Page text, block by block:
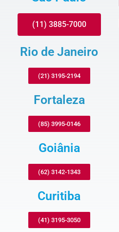
(11) 3885-7000
Rio de Janeiro
(21) 3195-2194
Fortaleza
(85) 3995-0146
Goiânia
(62) 3142-1343
Curitiba
(41) 3195-3050